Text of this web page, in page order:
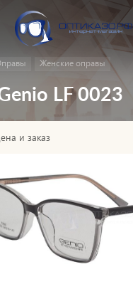
Женские оправы
LF 0023
и заказ